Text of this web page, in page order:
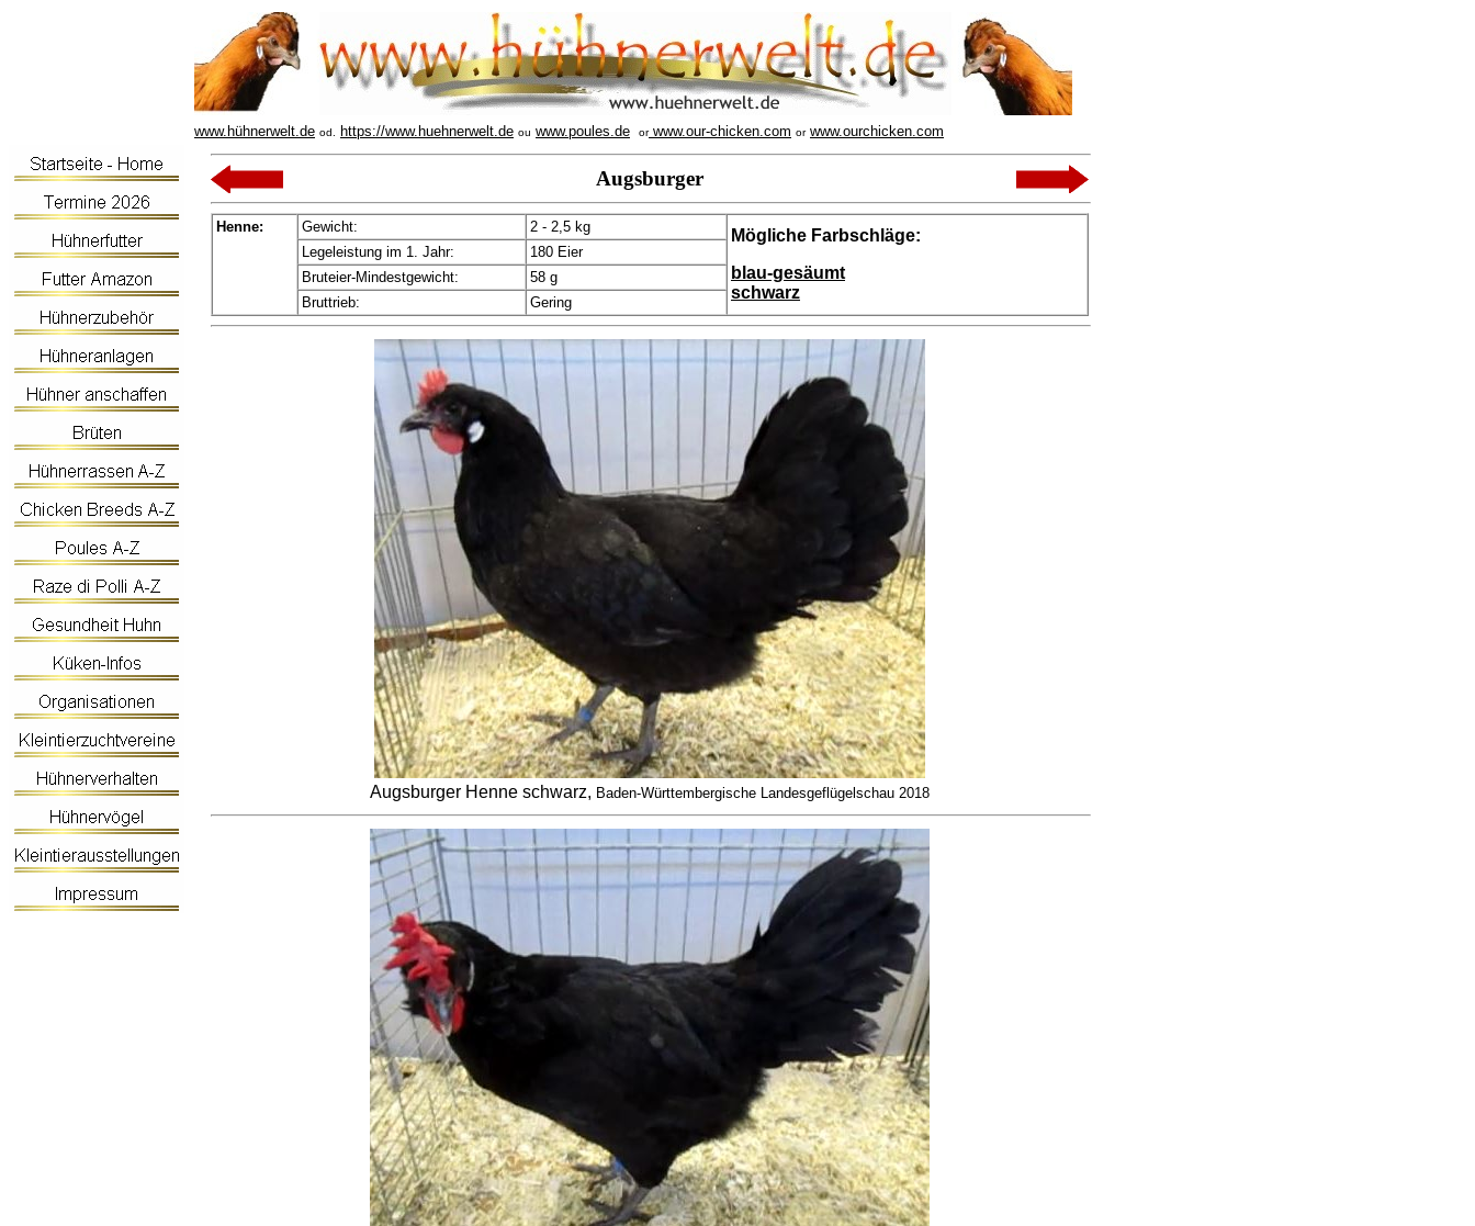
www.hühnerwelt.de od. https://www.huehnerwelt.de ou www.poules.de orwww.our-chicken.com or www.ourchicken.com
Augsburger
Henne: Gewicht: 2 - 2,5 kg
Mögliche Farbschläge:
blau-gesäumt
schwarz
Legeleistung im 1. Jahr:
180 Eier
Bruteier-Mindestgewicht:
58 g
Bruttrieb:
Gering
Augsburger Henne schwarz, Baden-Württembergische Landesgeflügelschau 2018